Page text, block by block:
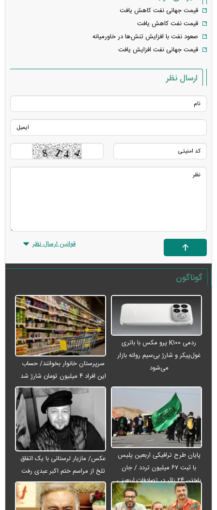
قیمت جهانی نفت کاهش یافت
قیمت نفت کاهش یافت
صعود نفت با افزایش تنش‌ها در خاورمیانه
قیمت جهانی نفت افزایش یافت
ارسال نظر
قوانین ارسال نظر
گوناگون
ردمی K۱۰۰ پرو مکس با باتری
غول‌پیکر و شارژ بی‌سیم روانه بازار
می‌شود
سرپرستان خانوار بخوانند/ حساب
این افراد ۴ میلیون تومان شارژ شد
پایان طرح ترافیکی اربعین پلیس
با ثبت ۶۷ میلیون تردد / جان
باختن ۲۴ زائر در تصادفات اربعینی
عکس/ مازیار لرستانی با یک اتفاق
تلخ از مراسم ختم اکبر عبدی رفت